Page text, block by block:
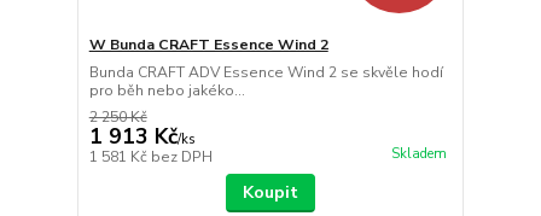
W Bunda CRAFT Essence Wind 2
Bunda CRAFT ADV Essence Wind 2 se skvěle hodí
pro běh nebo jakéko...
2 250 Kč
1 913 Kč/ks
1 581 Kč bez DPH Skladem
Koupit